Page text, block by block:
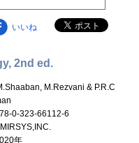
いいね
2nd ed.
M.Rezvani & P.R.C
0-323-66112-6
年